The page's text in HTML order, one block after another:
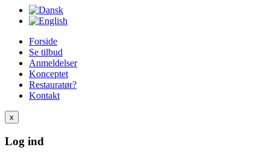
Forside
Se tilbud
Anmeldelser
Konceptet
Restauratør?
Kontakt
x
Log ind